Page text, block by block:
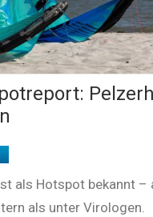
als Hotspot bekannt –
als unter Virologen.